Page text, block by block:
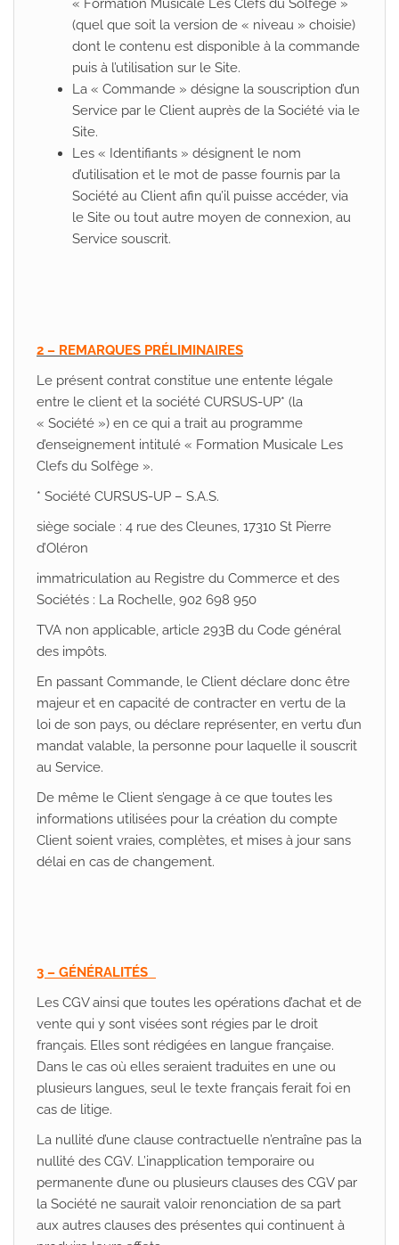
« Formation Musicale Les Clefs du Solfège »
(quel que soit la version de « niveau » choisie)
dont le contenu est disponible à la commande
puis à l’utilisation sur le Site.
La « Commande » désigne la souscription d’un
Service par le Client auprès de la Société via le
Site.
Les « Identifiants » désignent le nom
d’utilisation et le mot de passe fournis par la
Société au Client afin qu’il puisse accéder, via
le Site ou tout autre moyen de connexion, au
Service souscrit.
2 – REMARQUES PRÉLIMINAIRES
Le présent contrat constitue une entente légale
entre le client et la société CURSUS-UP* (la
« Société ») en ce qui a trait au programme
d’enseignement intitulé « Formation Musicale Les
Clefs du Solfège ».
* Société CURSUS-UP – S.A.S.
siège sociale : 4 rue des Cleunes, 17310 St Pierre
d’Oléron
immatriculation au Registre du Commerce et des
Sociétés : La Rochelle, 902 698 950
TVA non applicable, article 293B du Code général
des impôts.
En passant Commande, le Client déclare donc être
majeur et en capacité de contracter en vertu de la
loi de son pays, ou déclare représenter, en vertu d’un
mandat valable, la personne pour laquelle il souscrit
au Service.
De même le Client s’engage à ce que toutes les
informations utilisées pour la création du compte
Client soient vraies, complètes, et mises à jour sans
délai en cas de changement.
3 – GÉNÉRALITÉS
Les CGV ainsi que toutes les opérations d’achat et de
vente qui y sont visées sont régies par le droit
français. Elles sont rédigées en langue française.
Dans le cas où elles seraient traduites en une ou
plusieurs langues, seul le texte français ferait foi en
cas de litige.
La nullité d’une clause contractuelle n’entraîne pas la
nullité des CGV. L’inapplication temporaire ou
permanente d’une ou plusieurs clauses des CGV par
la Société ne saurait valoir renonciation de sa part
aux autres clauses des présentes qui continuent à